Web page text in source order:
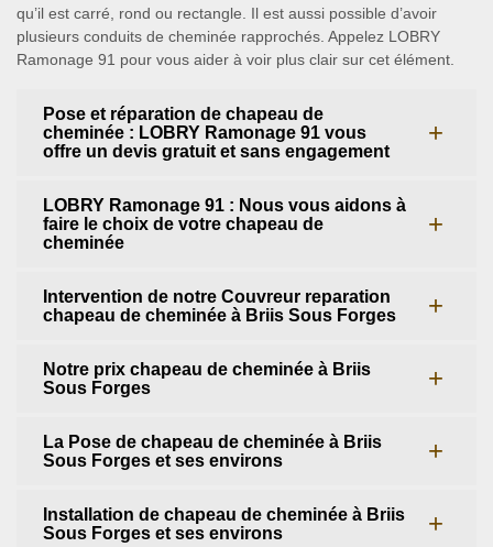
qu’il est carré, rond ou rectangle. Il est aussi possible d’avoir
plusieurs conduits de cheminée rapprochés. Appelez LOBRY
Ramonage 91 pour vous aider à voir plus clair sur cet élément.
Pose et réparation de chapeau de
cheminée : LOBRY Ramonage 91 vous
offre un devis gratuit et sans engagement
LOBRY Ramonage 91 : Nous vous aidons à
faire le choix de votre chapeau de
cheminée
Intervention de notre Couvreur reparation
chapeau de cheminée à Briis Sous Forges
Notre prix chapeau de cheminée à Briis
Sous Forges
La Pose de chapeau de cheminée à Briis
Sous Forges et ses environs
Installation de chapeau de cheminée à Briis
Sous Forges et ses environs